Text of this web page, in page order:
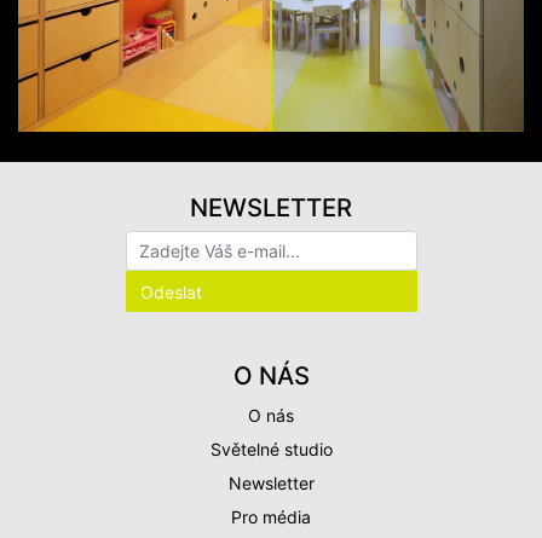
O NÁS
O nás
Světelné studio
Newsletter
Pro média
NEWSLETTER